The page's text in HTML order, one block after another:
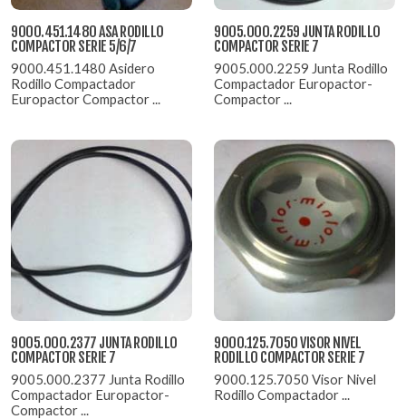
9000.451.1480 ASA RODILLO
COMPACTOR SERIE 5/6/7
9000.451.1480 Asidero
Rodillo Compactador
Europactor Compactor ...
9005.000.2259 JUNTA RODILLO
COMPACTOR SERIE 7
9005.000.2259 Junta Rodillo
Compactador Europactor-
Compactor ...
9005.000.2377 JUNTA RODILLO
COMPACTOR SERIE 7
9005.000.2377 Junta Rodillo
Compactador Europactor-
Compactor ...
9000.125.7050 VISOR NIVEL
RODILLO COMPACTOR SERIE 7
9000.125.7050 Visor Nivel
Rodillo Compactador ...